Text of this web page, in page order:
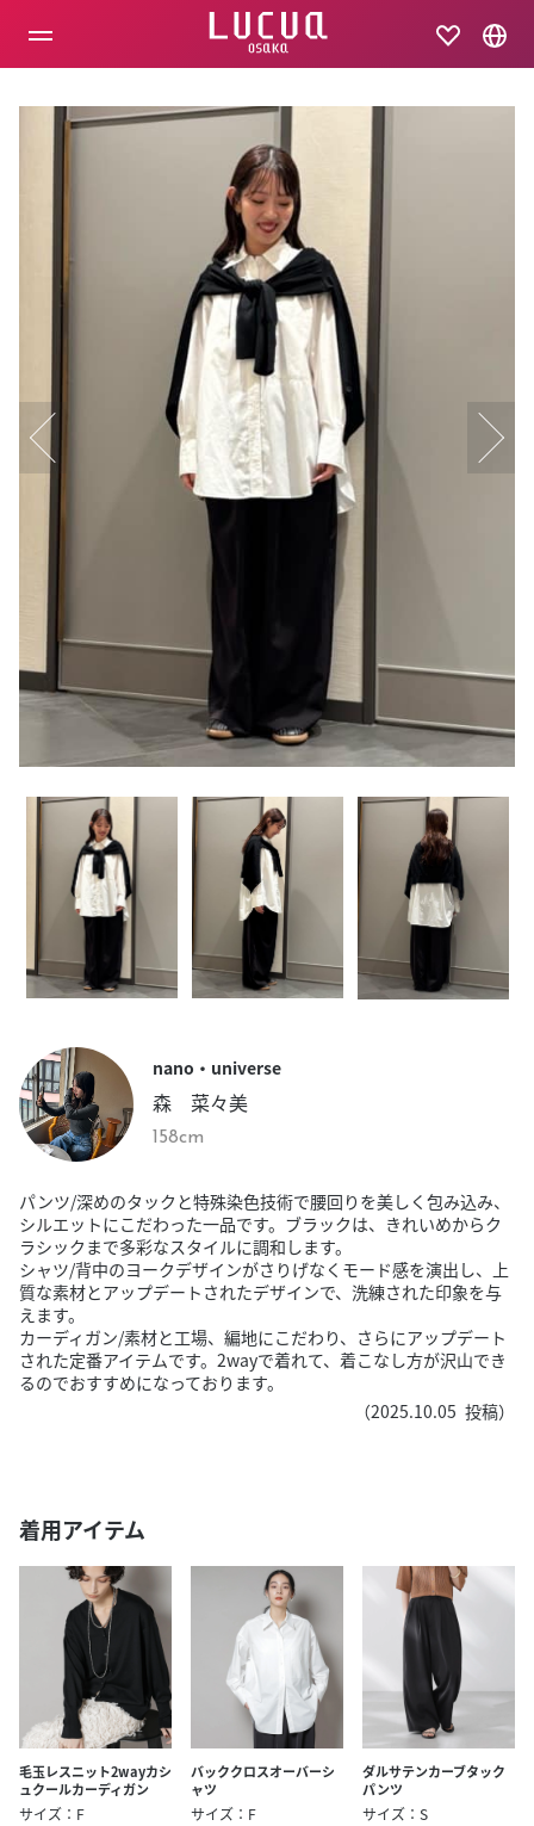
nano・universe
森 菜々美
158cm
パンツ/深めのタックと特殊染色技術で腰回りを美しく包み込み、
シルエットにこだわった一品です。ブラックは、きれいめからク
ラシックまで多彩なスタイルに調和します。
シャツ/背中のヨークデザインがさりげなくモード感を演出し、上
質な素材とアップデートされたデザインで、洗練された印象を与
えます。
カーディガン/素材と工場、編地にこだわり、さらにアップデート
された定番アイテムです。2wayで着れて、着こなし方が沢山でき
るのでおすすめになっております。
（2025.10.05 投稿）
着用アイテム
毛玉レスニット2wayカシ
ュクールカーディガン
サイズ：F
バッククロスオーバーシ
ャツ
サイズ：F
ダルサテンカーブタック
パンツ
サイズ：S